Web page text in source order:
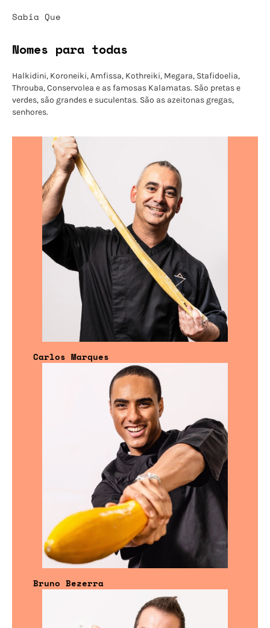
Sabia Que
Nomes para todas
Halkidini, Koroneiki, Amfissa, Kothreiki, Megara, Stafidoelia,
Throuba, Conservolea e as famosas Kalamatas. São pretas e
verdes, são grandes e suculentas. São as azeitonas gregas,
senhores.
Carlos Marques
Bruno Bezerra